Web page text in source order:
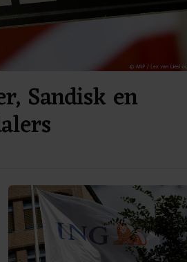
Sandisk en